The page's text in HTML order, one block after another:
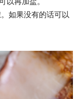
如果没有的话可以